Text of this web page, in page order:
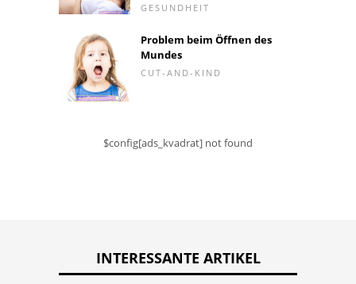
GESUNDHEIT
Problem beim Öffnen des
Mundes
CUT-AND-KIND
$config[ads_kvadrat] not found
INTERESSANTE ARTIKEL